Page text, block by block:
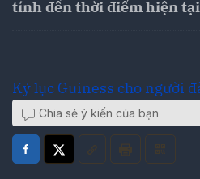
tính đến thời điểm hiện
Kỷ lục Guiness cho người
Chia sẻ ý kiến của bạn